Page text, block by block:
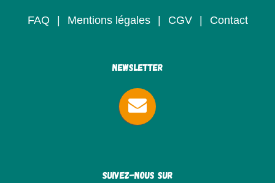
FAQ Mentions légales CGV Contact
Newsletter
Suivez-nous sur